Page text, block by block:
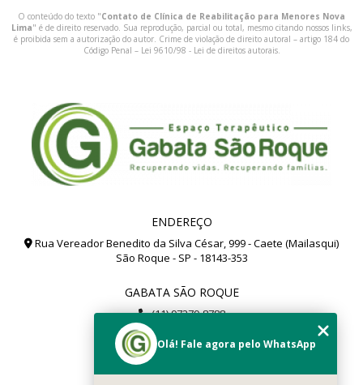
O conteúdo do texto "Contato de Clínica de Reabilitação para Menores Nova
Lima" é de direito reservado. Sua reprodução, parcial ou total, mesmo citando nossos links,
é proibida sem a autorização do autor. Crime de violação de direito autoral – artigo 184 do
Código Penal – Lei 9610/98 - Lei de direitos autorais.
ENDEREÇO
Rua Vereador Benedito da Silva César, 999 - Caete (Mailasqui)
São Roque - SP - 18143-353
GABATA SÃO ROQUE
(11) 97279-8788
(11) 99112-8504
gabata@gabata.com.br
Olá! Fale agora pelo WhatsApp